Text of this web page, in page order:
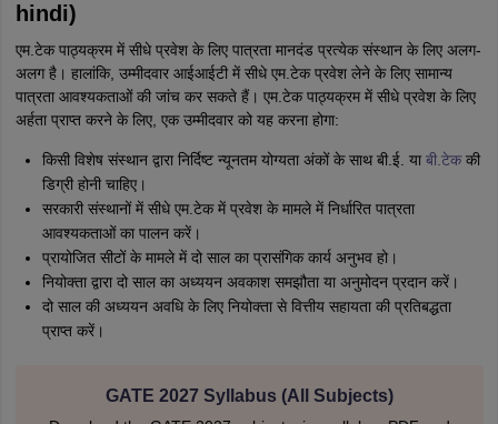
hindi)
एम.टेक पाठ्यक्रम में सीधे प्रवेश के लिए पात्रता मानदंड प्रत्येक संस्थान के लिए अलग-
अलग है। हालांकि, उम्मीदवार आईआईटी में सीधे एम.टेक प्रवेश लेने के लिए सामान्य
पात्रता आवश्यकताओं की जांच कर सकते हैं। एम.टेक पाठ्यक्रम में सीधे प्रवेश के लिए
अर्हता प्राप्त करने के लिए, एक उम्मीदवार को यह करना होगा:
किसी विशेष संस्थान द्वारा निर्दिष्ट न्यूनतम योग्यता अंकों के साथ बी.ई. या बी.टेककी
डिग्री होनी चाहिए।
सरकारी संस्थानों में सीधे एम.टेक में प्रवेश के मामले में निर्धारित पात्रता
आवश्यकताओं का पालन करें।
प्रायोजित सीटों के मामले में दो साल का प्रासंगिक कार्य अनुभव हो।
नियोक्ता द्वारा दो साल का अध्ययन अवकाश समझौता या अनुमोदन प्रदान करें।
दो साल की अध्ययन अवधि के लिए नियोक्ता से वित्तीय सहायता की प्रतिबद्धता
प्राप्त करें।
GATE 2027 Syllabus (All Subjects)